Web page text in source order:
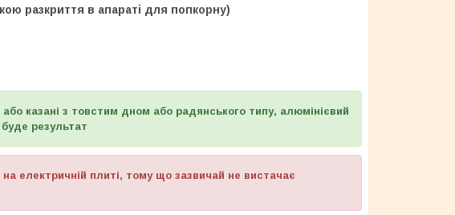
разкриття в апараті для попкорну)
або казані з товстим дном або радянського типу, алюмінієвий
результат
електричній плиті, тому що зазвичай не вистачає